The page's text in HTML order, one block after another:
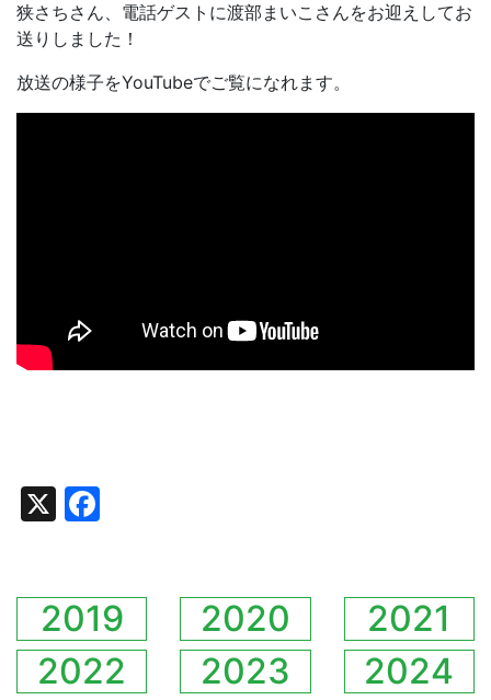
狭さちさん、電話ゲストに渡部まいこさんをお迎えしてお
送りしました！
放送の様子をYouTubeでご覧になれます。
X
2019 2020
2021
2022
2023
2024